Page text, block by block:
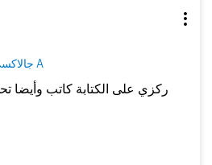
جالاكسى A